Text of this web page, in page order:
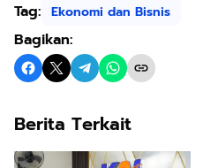
Tag: Ekonomi dan Bisnis
Bagikan:
Berita Terkait